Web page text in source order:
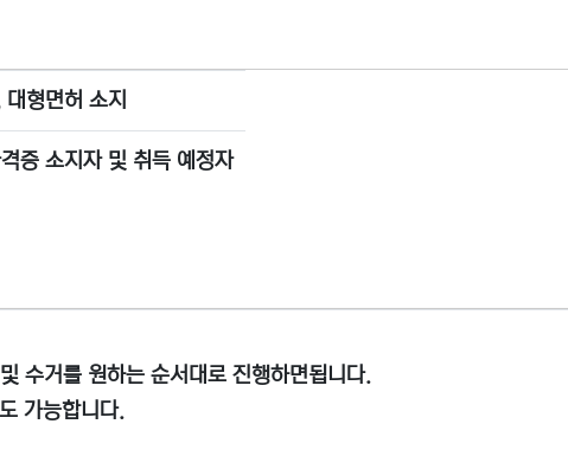
형면허 소지
증 소지자 및 취득 예정자
수거를 원하는 순서대로 진행하면됩니다.
가능합니다.